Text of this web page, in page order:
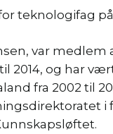
teknologifag
var
2014, og har
fra 2002 til
i